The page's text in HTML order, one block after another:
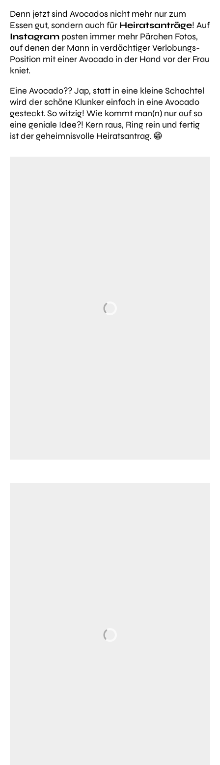
Denn jetzt sind Avocados nicht mehr nur zum
Essen gut, sondern auch für Heiratsanträge! Auf
Instagram posten immer mehr Pärchen Fotos,
auf denen der Mann in verdächtiger Verlobungs-
Position mit einer Avocado in der Hand vor der Frau
kniet.
Eine Avocado?? Jap, statt in eine kleine Schachtel
wird der schöne Klunker einfach in eine Avocado
gesteckt. So witzig! Wie kommt man(n) nur auf so
eine geniale Idee?! Kern raus, Ring rein und fertig
ist der geheimnisvolle Heiratsantrag. 😁